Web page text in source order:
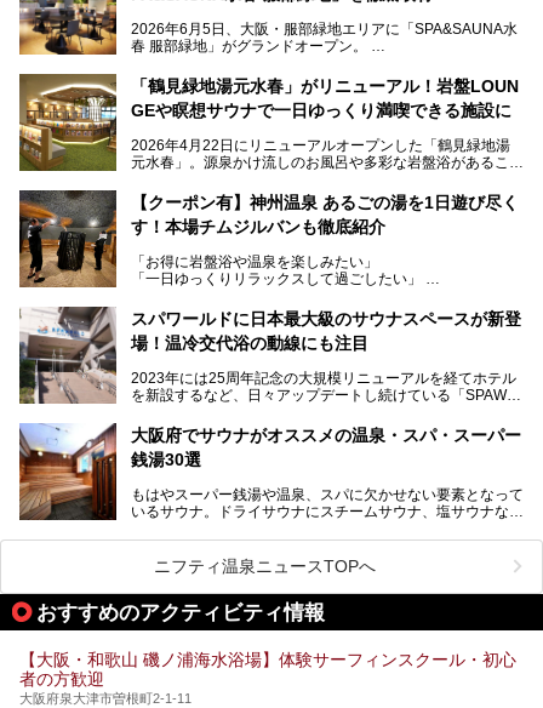
2026年6月5日、大阪・服部緑地エリアに「SPA&SAUNA水
春 服部緑地」がグランドオープン。
当初の計画から約5年の時を経て誕生した本施設は、温泉・
サウナ・岩盤浴・フィットネス・ラウンジ・レストランなど
を融合した、これまでの“水春”のイメージをさらに進化させ
今回はオープン前の内覧会に参加し、館内のこだわりポイン
サウナー注目の3種のサウナや160cmの深水風呂、没入感の
高い岩盤浴エリア、日本最大の台数を誇る最新AIフィットネ
スマシンなど、見どころ満載の館内を詳しくご紹介します。
「鶴見緑地湯元水春」がリニューアル！岩盤LOUN
GEや瞑想サウナで一日ゆっくり満喫できる施設に
2026年4月22日にリニューアルオープンした「鶴見緑地湯
元水春」。源泉かけ流しのお風呂や多彩な岩盤浴があること
に“一日中くつろげる場所”としてパワーアップしています。
今回のリニューアルでは、新たに登場した瞑想サウナをはじ
見どころが盛りだくさん。日常の疲れを癒やしたい方はもち
ろん、休日にゆったり過ごしたい方にもぴったりの内容とな
本記事では、そんなリニューアル後の注目ポイントを詳しく
紹介します。これから「鶴見緑地湯元水春」に訪れる方や、
い。
【クーポン有】神州温泉 あるごの湯を1日遊び尽く
す！本場チムジルバンも徹底紹介
「お得に岩盤浴や温泉を楽しみたい」
「一日ゆっくりリラックスして過ごしたい」
利用できる「神州温泉 あるごの湯」です。
あるごの湯は、大阪府豊中市にある日帰り温浴施設で、阪急
チムジルバン（岩盤浴）を中心に、発汗・リラックス・漫画
タイムまで満喫できる長時間滞在型の施設なので、一日中ゆ
る迫力ある熱波パフォーマンスも毎日行われており、“とと
のう”体験をしっかり楽しめるのもポイントです。
ケやボウリングといった遊び場もあり、友人同士やカップル
で“遊び+癒し”の一日を過ごすのにもぴったり。
処にいたるまで魅力をたっぷり堪能してきたので、その全容
スパワールドに日本最大級のサウナスペースが新登
場！温冷交代浴の動線にも注目
2023年には25周年記念の大規模リニューアルを経てホテル
を新設するなど、日々アップデートし続けている「SPAWO
そんなスパワールドが2025年11月15日（土）に、新たな浴
室や日本最大級140人収容の大規模サウナを携えてリニュー
アルオープン！浴室である4F・6Fそれぞれにリニューアル
大規模リニューアルの全容を確認すべく、リニューアルプレ
オープンイベントに行ってきました！今回はそのリニューア
大阪府でサウナがオススメの温泉・スパ・スーパー
銭湯30選
もはやスーパー銭湯や温泉、スパに欠かせない要素となって
いるサウナ。ドライサウナにスチームサウナ、塩サウナな
ペース、ロウリュウなど、心ゆくまで楽しむためのサービス
が充実した施設も多くみられます。
今回はそんなサウナにこだわった、大阪府内のオススメ温
泉・銭湯・スパを30件紹介したいと思います！
ニフティ温泉ニュースTOPへ
おすすめのアクティビティ情報
【大阪・和歌山 磯ノ浦海水浴場】体験サーフィンスクール・初心
者の方歓迎
大阪府泉大津市曽根町2-1-11